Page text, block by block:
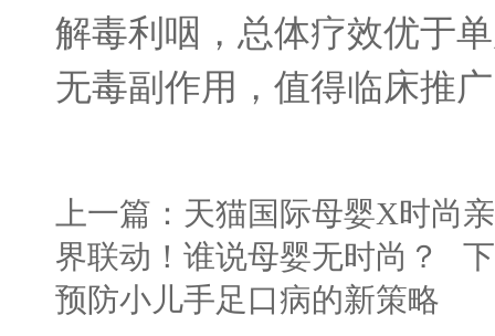
解毒利咽，总体疗效优于
无毒副作用，值得临床推
上一篇： 天猫国际母婴X时尚
界联动！谁说母婴无时尚？
预防小儿手足口病的新策略